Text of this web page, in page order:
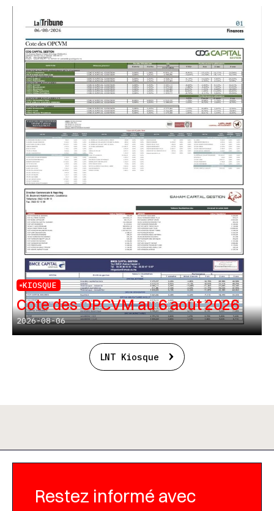
KIOSQUE
Cote des OPCVM au 6 août 2026
2026-08-06
LNT Kiosque
Restez informé avec